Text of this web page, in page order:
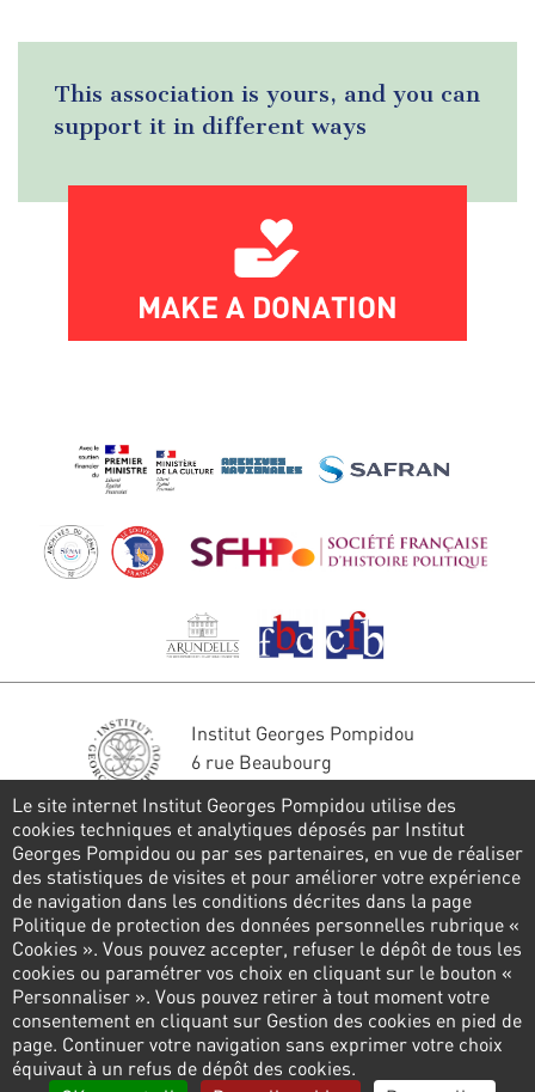
This association is yours, and you can
support it in different ways
MAKE A DONATION
Institut Georges Pompidou
6 rue Beaubourg
Tél. : 01 44 78 41 22
Stay in touch
CONTACT FORM
Follow us
Pied
Le site internet Institut Georges Pompidou utilise des
cookies techniques et analytiques déposés par Institut
Georges Pompidou ou par ses partenaires, en vue de réaliser
des statistiques de visites et pour améliorer votre expérience
de navigation dans les conditions décrites dans la page
Politique de protection des données personnelles rubrique «
Cookies ». Vous pouvez accepter, refuser le dépôt de tous les
cookies ou paramétrer vos choix en cliquant sur le bouton «
Personnaliser ». Vous pouvez retirer à tout moment votre
consentement en cliquant sur Gestion des cookies en pied de
page. Continuer votre navigation sans exprimer votre choix
équivaut à un refus de dépôt des cookies.